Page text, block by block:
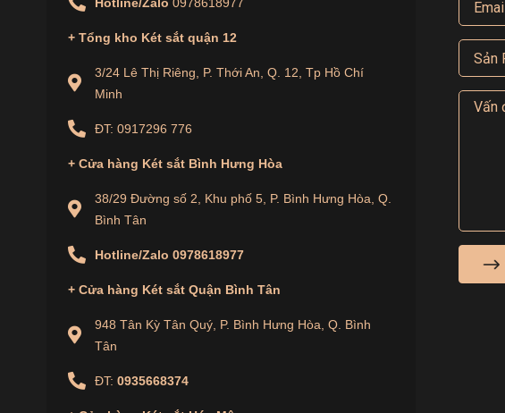
Lý Do Nên Mua Két Sắt Dong Sung DS1600C
+ Tổng kho Két sắt quận 12
3/24 Lê Thị Riêng, P. Thới An, Q. 12, Tp Hồ Chí
Minh
ĐT: 0917296 776
+ Cửa hàng Két sắt Bình Hưng Hòa
38/29 Đường số 2, Khu phố 5, P. Bình Hưng Hòa, Q.
Bình Tân
Hotline/Zalo 0978618977
+ Cửa hàng Két sắt Quận Bình Tân
948 Tân Kỳ Tân Quý, P. Bình Hưng Hòa, Q. Bình
Tân
ĐT: 0935668374